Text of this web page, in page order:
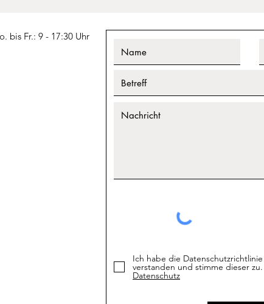
bis Fr.: 9 - 17:30 Uhr
Ich habe die
verstanden und stimme dieser zu.
Datenschutz